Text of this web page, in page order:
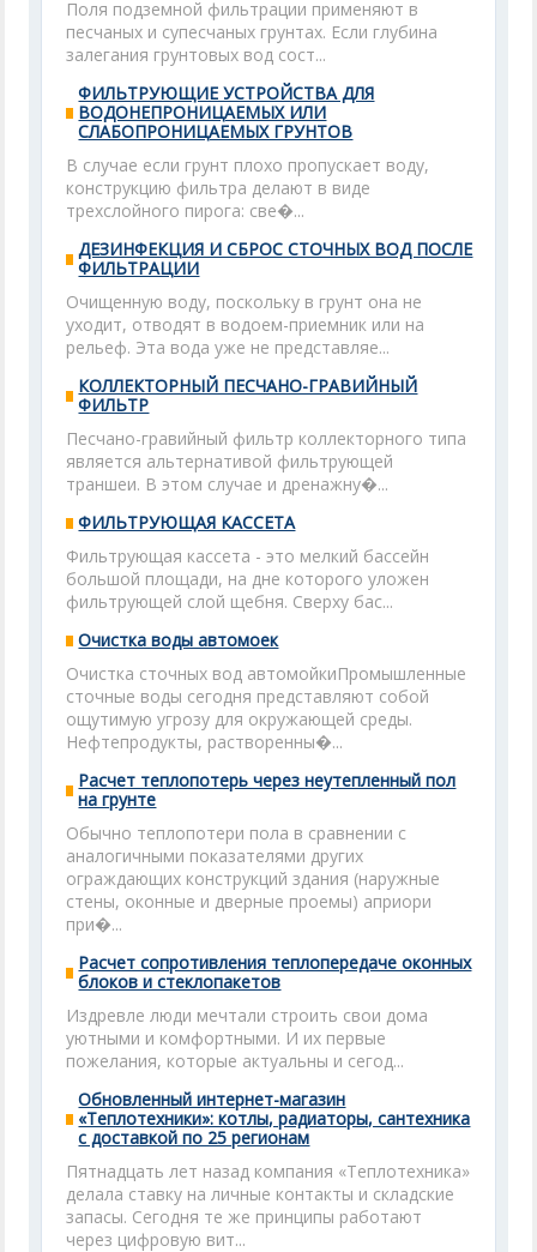
Поля подземной фильтрации применяют в
песчаных и супесчаных грунтах. Если глубина
залегания грунтовых вод сост...
ФИЛЬТРУЮЩИЕ УСТРОЙСТВА ДЛЯ
ВОДОНЕПРОНИЦАЕМЫХ ИЛИ
СЛАБОПРОНИЦАЕМЫХ ГРУНТОВ
В случае если грунт плохо пропускает воду,
конструкцию фильтра делают в виде
трехслойного пирога: све�...
ДЕЗИНФЕКЦИЯ И СБРОС СТОЧНЫХ ВОД ПОСЛЕ
ФИЛЬТРАЦИИ
Очищенную воду, поскольку в грунт она не
уходит, отводят в водоем-приемник или на
рельеф. Эта вода уже не представляе...
КОЛЛЕКТОРНЫЙ ПЕСЧАНО-ГРАВИЙНЫЙ
ФИЛЬТР
Песчано-гравийный фильтр коллекторного типа
является альтернативой фильтрующей
траншеи. В этом случае и дренажну�...
ФИЛЬТРУЮЩАЯ КАССЕТА
Фильтрующая кассета - это мелкий бассейн
большой площади, на дне которого уложен
фильтрующей слой щебня. Сверху бас...
Очистка воды автомоек
Очистка сточных вод автомойкиПромышленные
сточные воды сегодня представляют собой
ощутимую угрозу для окружающей среды.
Нефтепродукты, растворенны�...
Расчет теплопотерь через неутепленный пол
на грунте
Обычно теплопотери пола в сравнении с
аналогичными показателями других
ограждающих конструкций здания (наружные
стены, оконные и дверные проемы) априори
при�...
Расчет сопротивления теплопередаче оконных
блоков и стеклопакетов
Издревле люди мечтали строить свои дома
уютными и комфортными. И их первые
пожелания, которые актуальны и сегод...
Обновленный интернет-магазин
«Теплотехники»: котлы, радиаторы, сантехника
с доставкой по 25 регионам
Пятнадцать лет назад компания «Теплотехника»
делала ставку на личные контакты и складские
запасы. Сегодня те же принципы работают
через цифровую вит...